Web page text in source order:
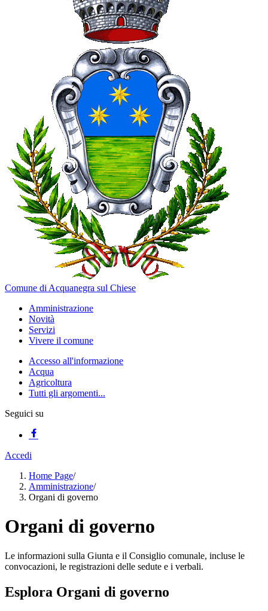
Comune di Acquanegra sul Chiese
Amministrazione
Novità
Servizi
Vivere il comune
Accesso all'informazione
Acqua
Agricoltura
Tutti gli argomenti...
Seguici su
Accedi
Home Page/
Amministrazione/
Organi di governo
Organi di governo
Le informazioni sulla Giunta e il Consiglio comunale, incluse le
convocazioni, le registrazioni delle sedute e i verbali.
Esplora Organi di governo